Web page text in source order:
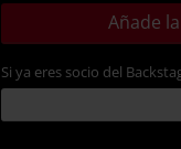
Añade
Si ya eres socio del